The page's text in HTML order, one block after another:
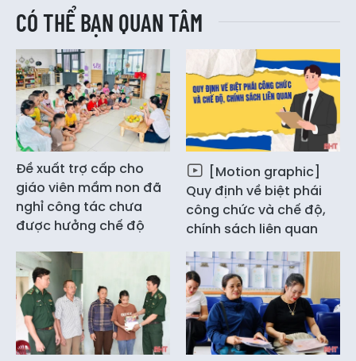
CÓ THỂ BẠN QUAN TÂM
Đề xuất trợ cấp cho
giáo viên mầm non đã
nghỉ công tác chưa
được hưởng chế độ
[Motion graphic]
Quy định về biệt phái
công chức và chế độ,
chính sách liên quan